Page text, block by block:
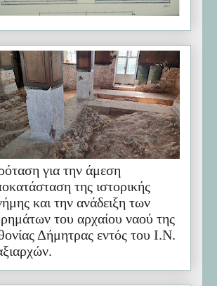
για την άμεση
της ιστορικής
και την ανάδειξη των
του αρχαίου ναού της
Δήμητρας εντός του Ι.Ν.